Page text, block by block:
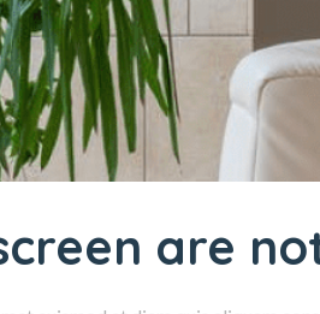
are